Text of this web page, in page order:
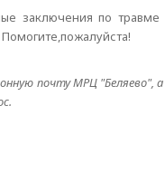
заключения по
почту МРЦ